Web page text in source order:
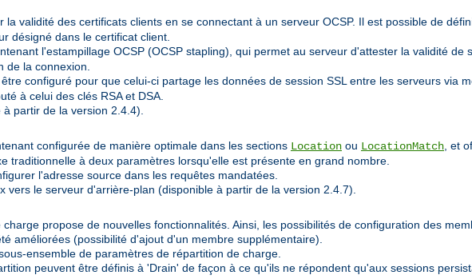
la validité des certificats clients en se connectant à un serveur OCSP. Il est possible de
désigné dans le certificat client.
l'estampillage OCSP (OCSP stapling), qui permet au serveur d'attester la validité de
de la connexion.
configuré pour que celui-ci partage les données de session SSL entre les serveurs via
à celui des clés RSA et DSA.
partir de la version 2.4.4).
configurée de manière optimale dans les sections Location ou LocationMatch, et
traditionnelle à deux paramètres lorsqu'elle est présente en grand nombre.
l'adresse source dans les requêtes mandatées.
vers le serveur d'arrière-plan (disponible à partir de la version 2.4.7).
propose de nouvelles fonctionnalités. Ainsi, les possibilités de configuration des
améliorées (possibilité d'ajout d'un membre supplémentaire).
ensemble de paramètres de répartition de charge.
peuvent être définis à 'Drain' de façon à ce qu'ils ne répondent qu'aux sessions